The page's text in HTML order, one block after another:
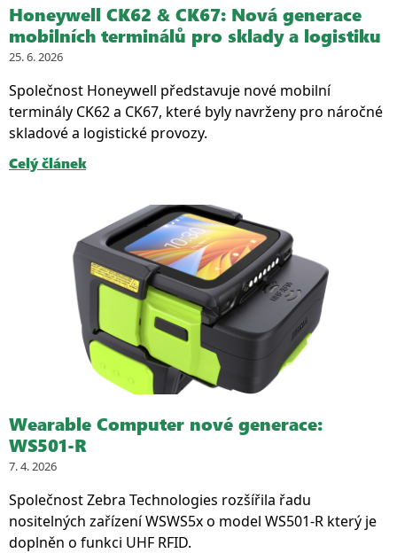
Honeywell CK62 & CK67: Nová generace
mobilních terminálů pro sklady a logistiku
25. 6. 2026
Společnost Honeywell představuje nové mobilní
terminály CK62 a CK67, které byly navrženy pro náročné
skladové a logistické provozy.
Celý článek
Wearable Computer nové generace:
WS501-R
7. 4. 2026
Společnost Zebra Technologies rozšířila řadu
nositelných zařízení WSWS5x o model WS501-R který je
doplněn o funkci UHF RFID.